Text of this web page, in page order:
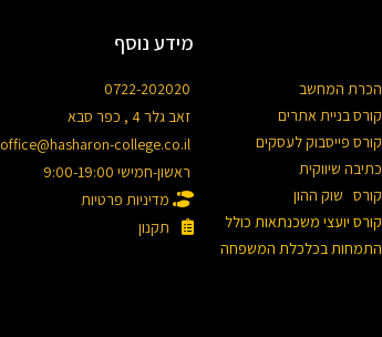
הכרת המחשב
קורס בניית אתרים
קורס פייסבוק לעסקים
כתיבה שיווקית
קורס שוק ההון
קורס יועצי משכנתאות כולל
התמחות בכלכלת המשפחה
מידע נוסף
0722-202020
זאב גלר 4 , כפר סבא
office@hasharon-college.co.il
ראשון-חמישי 9:00-19:00
מדיניות פרטיות
תקנון